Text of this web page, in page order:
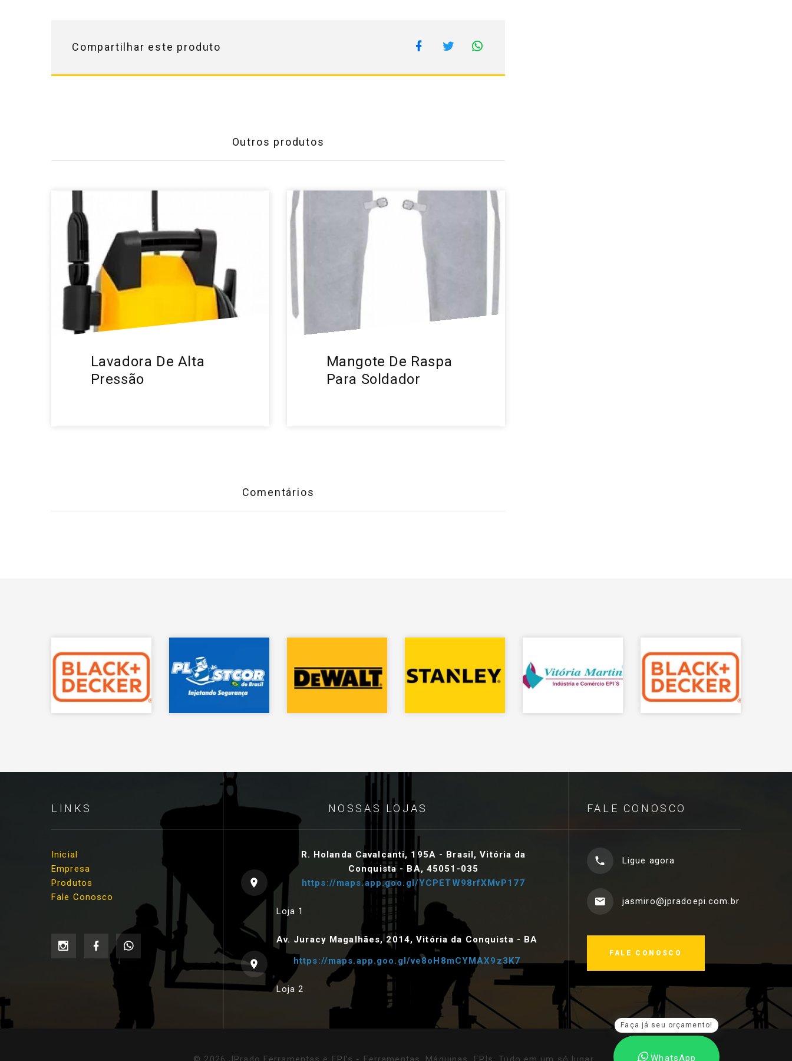
Compartilhar este produto
Outros produtos
Lavadora De Alta
Pressão
Mangote De Raspa
Para Soldador
Comentários
Faça já seu orçamento!
WhatsApp
LINKS
Inicial
Empresa
Produtos
Fale Conosco
NOSSAS LOJAS
R. Holanda Cavalcanti, 195A - Brasil, Vitória da
Conquista - BA, 45051-035
https://maps.app.goo.gl/YCPETW98rfXMvP177
Loja 1
Av. Juracy Magalhães, 2014, Vitória da Conquista - BA
https://maps.app.goo.gl/ve8oH8mCYMAX9z3K7
Loja 2
FALE CONOSCO
Ligue agora
jasmiro@jpradoepi.com.br
FALE CONOSCO